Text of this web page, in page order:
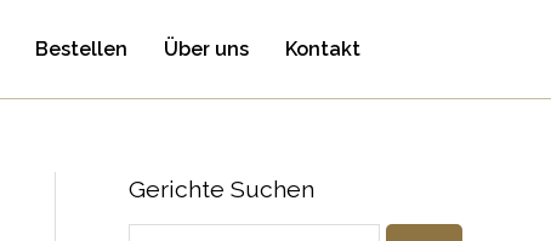
Bestellen Über uns Kontakt
Gerichte Suchen
S
u